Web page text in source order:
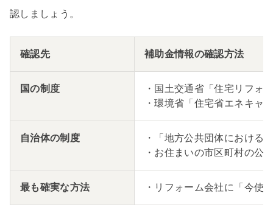
認しましょう。
確認先 補助金情報の確認方法
国の制度
・国土交通省「住宅リフォ
・環境省「住宅省エネキャ
自治体の制度
・「地方公共団体における
・お住まいの市区町村の公
最も確実な方法 ・リフォーム会社に「今使